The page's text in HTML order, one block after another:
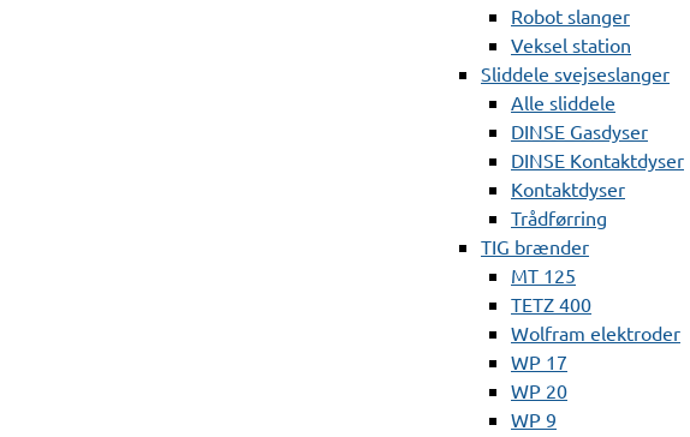
Robot slanger
Veksel station
Sliddele svejseslanger
Alle sliddele
DINSE Gasdyser
DINSE Kontaktdyser
Kontaktdyser
Trådførring
TIG brænder
MT 125
TETZ 400
Wolfram elektroder
WP 17
WP 20
WP 9